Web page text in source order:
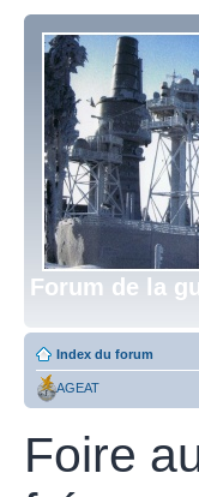
Forum de la
Index du forum
AGEAT
Foire